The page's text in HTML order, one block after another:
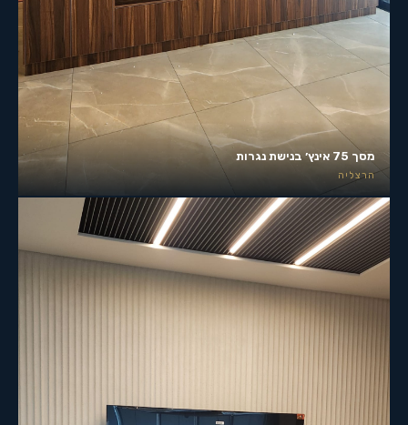
מסך 75 אינץ׳ בנישת נגרות
הרצליה